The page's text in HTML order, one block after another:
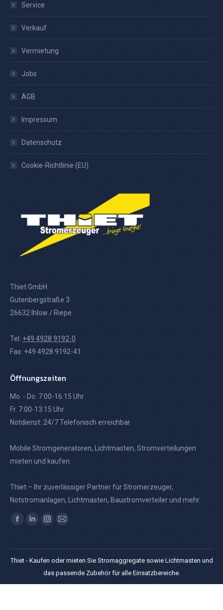
Service
Verkauf
Vermietung
Jobs
AGB
Impressum
Datenschutz
Cookie-Richtlinie (EU)
Thiet GmbH
Gutenbergstraße 3
26632 Ihlow / Riepe
Tel: +49 4928 9192-0
Fax: +49 4928 9192-41
Öffnungszeiten
Mo. - Do. 7:00-16:15 Uhr
Fr. 7:00-13:15 Uhr
Notdienst: 24/7 Telefonisch erreichbar
Mobile Stromgeneratoren, Lichtmasten, Stromverteilungen
mieten und kaufen.
Thiet – Ihr zuverlässiger Partner für Stromerzeuger,
Notstromanlagen, Lichtmasten, Baustromverteiler und mehr.
Finden Sie uns auf:
Facebook
opens
in
Linkedin
opens
in
new
Instagram
opens
in
new
E-
page
opens
in
Thiet - Kaufen oder mieten Sie Stromaggregate sowie Lichtmasten und
das passende Zubehör für alle Einsatzbereiche.